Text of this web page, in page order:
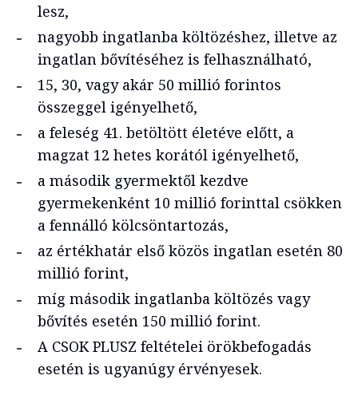
lesz,
nagyobb ingatlanba költözéshez, illetve az
ingatlan bővítéséhez is felhasználható,
15, 30, vagy akár 50 millió forintos
összeggel igényelhető,
a feleség 41. betöltött életéve előtt, a
magzat 12 hetes korától igényelhető,
a második gyermektől kezdve
gyermekenként 10 millió forinttal csökken
a fennálló kölcsöntartozás,
az értékhatár első közös ingatlan esetén 80
millió forint,
míg második ingatlanba költözés vagy
bővítés esetén 150 millió forint.
A CSOK PLUSZ feltételei örökbefogadás
esetén is ugyanúgy érvényesek.